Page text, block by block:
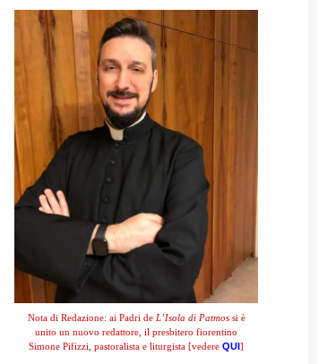
Nota di Redazione: ai Padri de L’Isola di Patmossi è
unito un nuovo redattore, il presbitero fiorentino
Simone Pifizzi, pastoralista e liturgista [vedereQUI]